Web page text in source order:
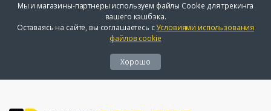
Мы и магазины-партнеры используем файлы Cookie для трекинга
вашего кэшбэка.
Оставаясь на сайте, вы соглашаетесь сУсловиями использования
файлов cookie
Хорошо